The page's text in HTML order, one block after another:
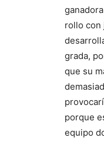
rollo con
grada,
que su
porque
equipo